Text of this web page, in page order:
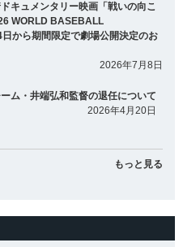
キュメンタリー映画「戦いの向こ
WORLD BASEBALL
から期間限定で劇場公開決定のお
2026年7月8日
ム・井端弘和監督の退任について
2026年4月20日
もっと見る